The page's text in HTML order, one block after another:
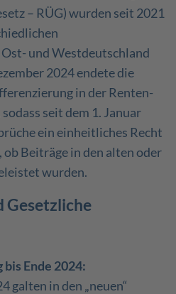
– RÜG) wurden seit 2021
und Westdeutschland
2024 endete die
in der Renten-
seit dem 1. Januar
ein einheitliches Recht
Beiträge in den alten oder
wurden.
Gesetzliche
Ende 2024:
galten in den „neuen“